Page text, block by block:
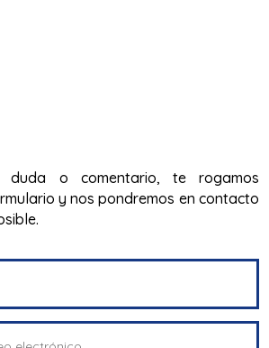
duda o comentario, te rogamos
y nos pondremos en contacto